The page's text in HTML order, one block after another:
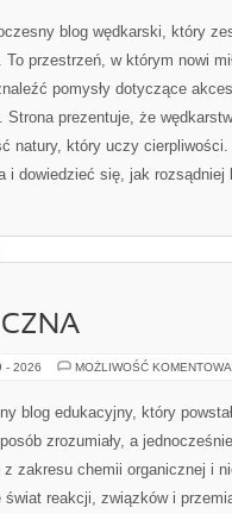
blog wędkarski, który
przestrzeń, w którym nowi
pomysły dotyczące
Strona prezentuje, że
natury, który uczy
i dowiedzieć się, jak rozsądniej
- 2026 MOŻLIWOŚĆ
blog edukacyjny, który
zrozumiały, a
zakresu chemii organicznej i
reakcji, związków i